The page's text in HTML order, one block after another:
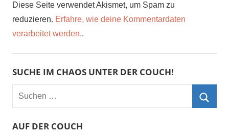
Diese Seite verwendet Akismet, um Spam zu
reduzieren. Erfahre, wie deine Kommentardaten
verarbeitet werden..
SUCHE IM CHAOS UNTER DER COUCH!
Suchen
AUF DER COUCH